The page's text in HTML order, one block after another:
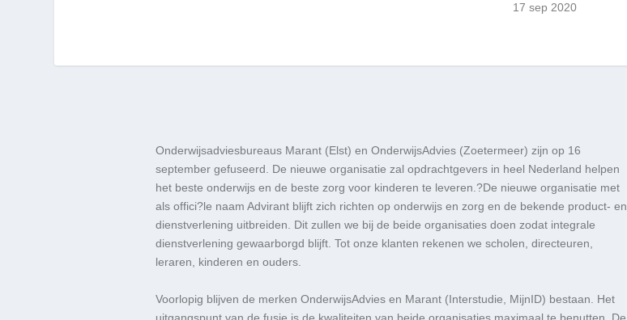
17 sep 2020
Onderwijsadviesbureaus Marant (Elst) en OnderwijsAdvies (Zoetermeer) zijn op 16
september gefuseerd. De nieuwe organisatie zal opdrachtgevers in heel Nederland helpen
het beste onderwijs en de beste zorg voor kinderen te leveren.?De nieuwe organisatie met
als offici?le naam Advirant blijft zich richten op onderwijs en zorg en de bekende product- en
dienstverlening uitbreiden. Dit zullen we bij de beide organisaties doen zodat integrale
dienstverlening gewaarborgd blijft. Tot onze klanten rekenen we scholen, directeuren,
leraren, kinderen en ouders.
Voorlopig blijven de merken OnderwijsAdvies en Marant (Interstudie, MijnID) bestaan. Het
uitgangspunt van de fusie is de kwaliteiten van beide organisaties maximaal te benutten. De